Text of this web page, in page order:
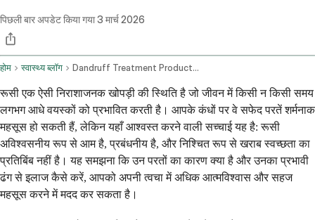
पिछली बार अपडेट किया गया3 मार्च 2026
होम स्वास्थ्य ब्लॉग Dandruff Treatment Products Home Remedies And Dietary Tips
रूसी एक ऐसी निराशाजनक खोपड़ी की स्थिति है जो जीवन में किसी न किसी समय
लगभग आधे वयस्कों को प्रभावित करती है। आपके कंधों पर वे सफेद परतें शर्मनाक
महसूस हो सकती हैं, लेकिन यहाँ आश्वस्त करने वाली सच्चाई यह है: रूसी
अविश्वसनीय रूप से आम है, प्रबंधनीय है, और निश्चित रूप से खराब स्वच्छता का
प्रतिबिंब नहीं है। यह समझना कि उन परतों का कारण क्या है और उनका प्रभावी
ढंग से इलाज कैसे करें, आपको अपनी त्वचा में अधिक आत्मविश्वास और सहज
महसूस करने में मदद कर सकता है।